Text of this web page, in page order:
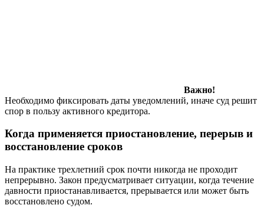
Важно!
Необходимо фиксировать даты уведомлений, иначе суд решит
спор в пользу активного кредитора.
Когда применяется приостановление, перерыв и
восстановление сроков
На практике трехлетний срок почти никогда не проходит
непрерывно. Закон предусматривает ситуации, когда течение
давности приостанавливается, прерывается или может быть
восстановлено судом.